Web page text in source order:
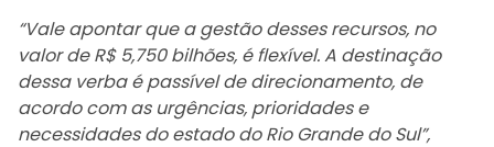
“Vale apontar que a gestão desses recursos, no
valor de R$ 5,750 bilhões, é flexível. A destinação
dessa verba é passível de direcionamento, de
acordo com as urgências, prioridades e
necessidades do estado do Rio Grande do Sul”,